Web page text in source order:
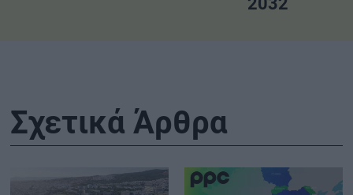
Σχετικά Άρθρα